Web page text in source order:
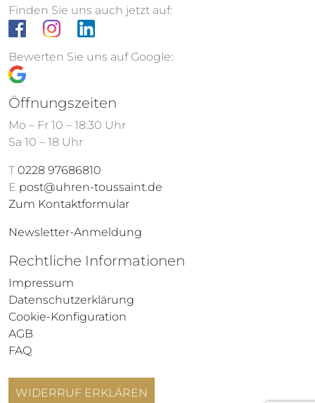
Finden Sie uns auch jetzt auf:
Bewerten Sie uns auf Google:
Öffnungszeiten
Mo – Fr 10 – 18:30 Uhr
Sa 10 – 18 Uhr
T 0228 97686810
E post@uhren-toussaint.de
Zum Kontaktformular
Newsletter-Anmeldung
Rechtliche Informationen
Impressum
Datenschutzerklärung
Cookie-Konfiguration
AGB
FAQ
WIDERRUF ERKLÄREN